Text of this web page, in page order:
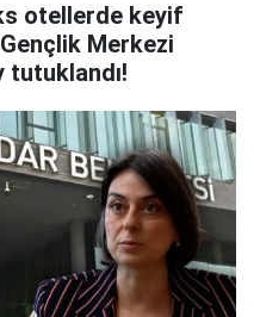
otellerde keyif
Merkezi
tutuklandı!